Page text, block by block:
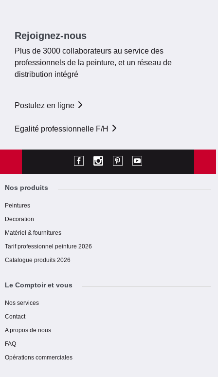
Rejoignez-nous
Plus de 3000 collaborateurs au service des
professionnels de la peinture, et un réseau de
distribution intégré
Postulez en ligne
Egalité professionnelle F/H
Nos produits
Peintures
Decoration
Matériel & fournitures
Tarif professionnel peinture 2026
Catalogue produits 2026
Le Comptoir et vous
Nos services
Contact
A propos de nous
FAQ
Opérations commerciales